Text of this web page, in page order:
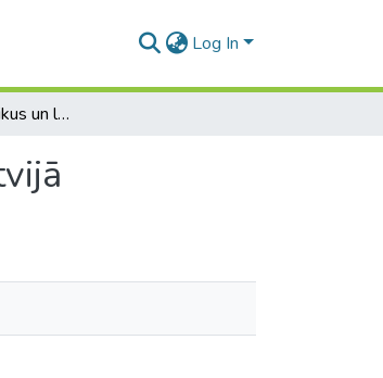
Log In
Vakcinācija priekšlaikus un laikā dzimušajiem bērniem Latvijā